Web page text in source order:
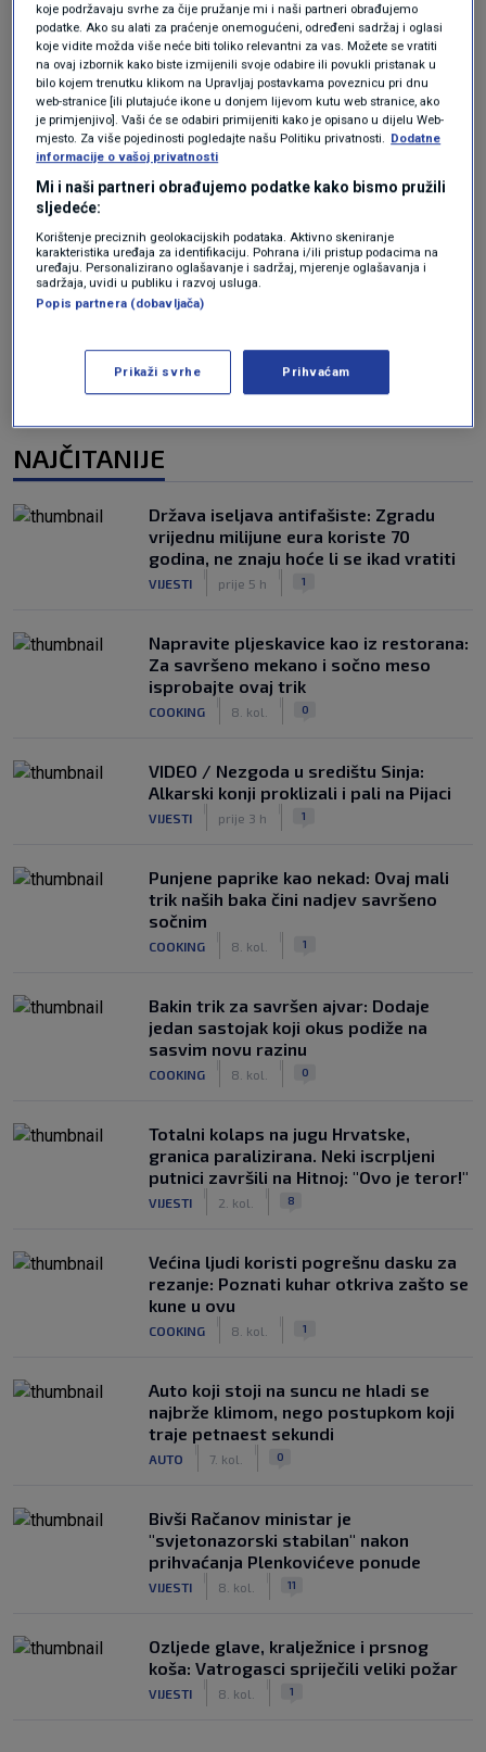
Oglas
Oglas
NAJČITANIJE
Država iseljava antifašiste: Zgradu
vrijednu milijune eura koriste 70
godina, ne znaju hoće li se ikad vratiti
VIJESTI prije 5 h 1
Napravite pljeskavice kao iz restorana:
Za savršeno mekano i sočno meso
isprobajte ovaj trik
COOKING 8. kol. 0
VIDEO / Nezgoda u središtu Sinja:
Alkarski konji proklizali i pali na Pijaci
VIJESTI prije 3 h 1
Punjene paprike kao nekad: Ovaj mali
trik naših baka čini nadjev savršeno
sočnim
COOKING 8. kol. 1
Bakin trik za savršen ajvar: Dodaje
jedan sastojak koji okus podiže na
sasvim novu razinu
COOKING 8. kol. 0
Totalni kolaps na jugu Hrvatske,
granica paralizirana. Neki iscrpljeni
putnici završili na Hitnoj: "Ovo je teror!"
VIJESTI 2. kol. 8
Većina ljudi koristi pogrešnu dasku za
rezanje: Poznati kuhar otkriva zašto se
kune u ovu
COOKING 8. kol. 1
Auto koji stoji na suncu ne hladi se
najbrže klimom, nego postupkom koji
traje petnaest sekundi
AUTO 7. kol. 0
Bivši Račanov ministar je
"svjetonazorski stabilan" nakon
prihvaćanja Plenkovićeve ponude
VIJESTI 8. kol. 11
Ozljede glave, kralježnice i prsnog
koša: Vatrogasci spriječili veliki požar
VIJESTI 8. kol. 1
koje podržavaju svrhe za čije pružanje mi i naši partneri obrađujemo
podatke. Ako su alati za praćenje onemogućeni, određeni sadržaj i oglasi
koje vidite možda više neće biti toliko relevantni za vas. Možete se vratiti
na ovaj izbornik kako biste izmijenili svoje odabire ili povukli pristanak u
bilo kojem trenutku klikom na Upravljaj postavkama poveznicu pri dnu
web-stranice [ili plutajuće ikone u donjem lijevom kutu web stranice, ako
je primjenjivo]. Vaši će se odabiri primijeniti kako je opisano u dijelu Web-
mjesto. Za više pojedinosti pogledajte našu Politiku privatnosti. Dodatne
informacije o vašoj privatnosti
Mi i naši partneri obrađujemo podatke kako bismo pružili
sljedeće:
Korištenje preciznih geolokacijskih podataka. Aktivno skeniranje
karakteristika uređaja za identifikaciju. Pohrana i/ili pristup podacima na
uređaju. Personalizirano oglašavanje i sadržaj, mjerenje oglašavanja i
sadržaja, uvidi u publiku i razvoj usluga.
Popis partnera (dobavljača)
Prikaži svrhe Prihvaćam